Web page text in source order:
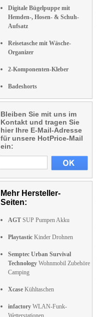
Digitale Bügelpuppe mit
Hemden-, Hosen- & Schuh-
Aufsatz
Reisetasche mit Wäsche-
Organizer
2-Komponenten-Kleber
Badeshorts
Bleiben Sie mit uns im
Kontakt und tragen Sie
hier Ihre E-Mail-Adresse
für unsere HotPrice-Mail
ein:
Mehr Hersteller-
Seiten:
AGT SUP Pumpen Akku
Playtastic Kinder Drohnen
Semptec Urban Survival
Technology Wohnmobil Zubehöre
Camping
Xcase Kühltaschen
infactory WLAN-Funk-
Wetterstationen